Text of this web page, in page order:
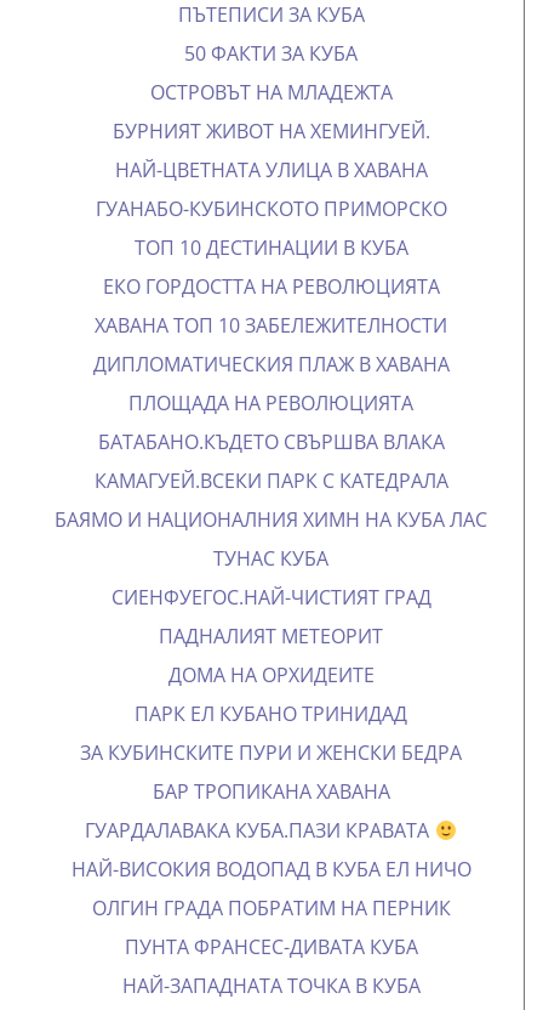
ПЪТЕПИСИ ЗА КУБА
50 ФАКТИ ЗА КУБА
ОСТРОВЪТ НА МЛАДЕЖТА
БУРНИЯТ ЖИВОТ НА ХЕМИНГУЕЙ.
НАЙ-ЦВЕТНАТА УЛИЦА В ХАВАНА
ГУАНАБО-КУБИНСКОТО ПРИМОРСКО
ТОП 10 ДЕСТИНАЦИИ В КУБА
ЕКО ГОРДОСТТА НА РЕВОЛЮЦИЯТА
ХАВАНА ТОП 10 ЗАБЕЛЕЖИТЕЛНОСТИ
ДИПЛОМАТИЧЕСКИЯ ПЛАЖ В ХАВАНА
ПЛОЩАДА НА РЕВОЛЮЦИЯТА
БАТАБАНО.КЪДЕТО СВЪРШВА ВЛАКА
КАМАГУЕЙ.ВСЕКИ ПАРК С КАТЕДРАЛА
БАЯМО И НАЦИОНАЛНИЯ ХИМН НА КУБАЛАС
ТУНАС КУБА
СИЕНФУЕГОС.НАЙ-ЧИСТИЯТ ГРАД
ПАДНАЛИЯТ МЕТЕОРИТ
ДОМА НА ОРХИДЕИТЕ
ПАРК ЕЛ КУБАНО ТРИНИДАД
ЗА КУБИНСКИТЕ ПУРИ И ЖЕНСКИ БЕДРА
БАР ТРОПИКАНА ХАВАНА
ГУАРДАЛАВАКА КУБА.ПАЗИ КРАВАТА
НАЙ-ВИСОКИЯ ВОДОПАД В КУБА ЕЛ НИЧО
ОЛГИН ГРАДА ПОБРАТИМ НА ПЕРНИК
ПУНТА ФРАНСЕС-ДИВАТА КУБА
НАЙ-ЗАПАДНАТА ТОЧКА В КУБА